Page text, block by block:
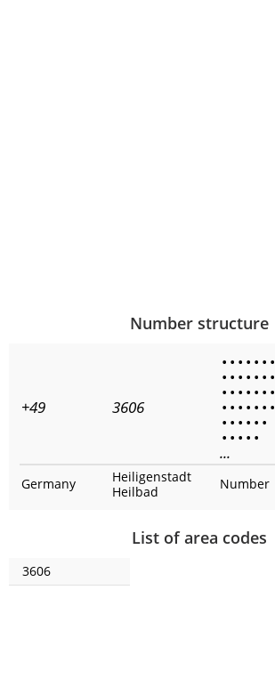
Number structure
+49 3606
• • • • • • •
• • • • • • •
• • • • • • •
• • • • • • •
• • • • • •
• • • • •
...
Germany
Heiligenstadt
Heilbad
Number
List of area codes
3606